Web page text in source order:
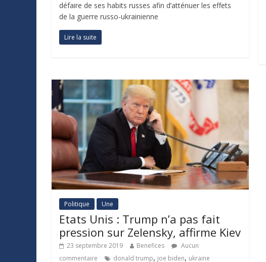
défaire de ses habits russes afin d’atténuer les effets
de la guerre russo-ukrainienne
Lire la suite
Politique Une
Etats Unis : Trump n’a pas fait
pression sur Zelensky, affirme Kiev
23 septembre 2019 Benefices
Aucun
commentaire
donald trump, joe biden, ukraine